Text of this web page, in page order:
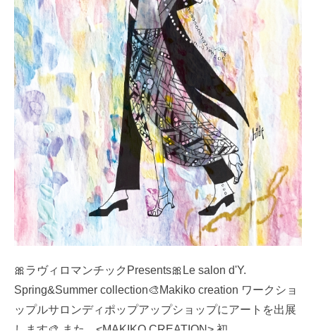
🎀ラヴィロマンチックPresents🎀Le salon d'Y.
Spring&Summer collection🎨Makiko creation ワークショ
ップルサロンディポップアップショップにアートを出展
します🎨 また、<MAKIKO CREATION> 初...